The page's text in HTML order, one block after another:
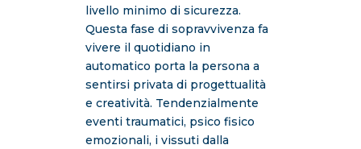
livello minimo di sicurezza.
Questa fase di sopravvivenza fa
vivere il quotidiano in
automatico porta la persona a
sentirsi privata di progettualità
e creatività. Tendenzialmente
eventi traumatici, psico fisico
emozionali, i vissuti dalla